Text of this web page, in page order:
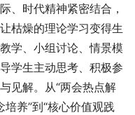
、时代精神紧密结合，
枯燥的理论学习变得生
学、小组讨论、情景模
学生主动思考、积极参
见解。从“两会热点解
培养”到“核心价值观践